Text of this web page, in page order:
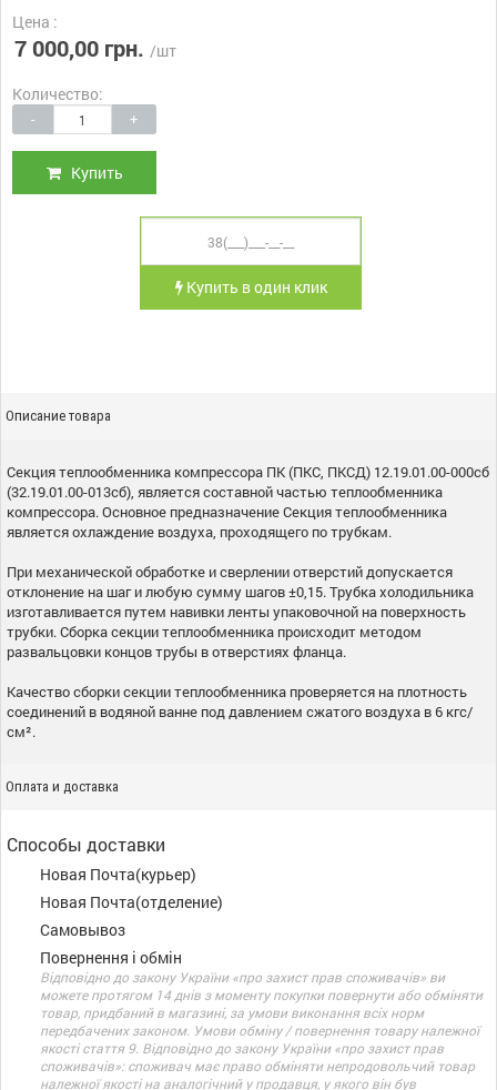
Цена :
7 000,00 грн. /шт
Количество:
- +
Купить
Купить в один клик
Описание товара
Секция теплообменника компрессора ПК (ПКС, ПКСД) 12.19.01.00-000сб
(32.19.01.00-013сб), является составной частью теплообменника
компрессора. Основное предназначение Секция теплообменника
является охлаждение воздуха, проходящего по трубкам.
При механической обработке и сверлении отверстий допускается
отклонение на шаг и любую сумму шагов ±0,15. Трубка холодильника
изготавливается путем навивки ленты упаковочной на поверхность
трубки. Сборка секции теплообменника происходит методом
развальцовки концов трубы в отверстиях фланца.
Качество сборки секции теплообменника проверяется на плотность
соединений в водяной ванне под давлением сжатого воздуха в 6 кгс/
см².
Оплата и доставка
Способы доставки
Новая Почта(курьер)
Новая Почта(отделение)
Самовывоз
Повернення і обмін
Відповідно до закону України «про захист прав споживачів» ви
можете протягом 14 днів з моменту покупки повернути або обміняти
товар, придбаний в магазині, за умови виконання всіх норм
передбачених законом. Умови обміну / повернення товару належної
якості стаття 9. Відповідно до закону України «про захист прав
споживачів»: споживач має право обміняти непродовольчий товар
належної якості на аналогічний у продавця, у якого він був